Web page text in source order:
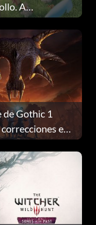
A
por qué.
de Gothic 1
en